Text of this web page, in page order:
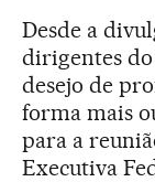
Desde a
dirigentes do
desejo de
forma mais
para a
Executiva